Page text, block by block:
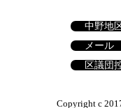
中野地
メール
区議団
Copyright c